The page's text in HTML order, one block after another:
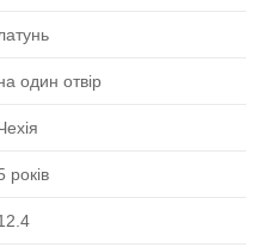
один отвір
років